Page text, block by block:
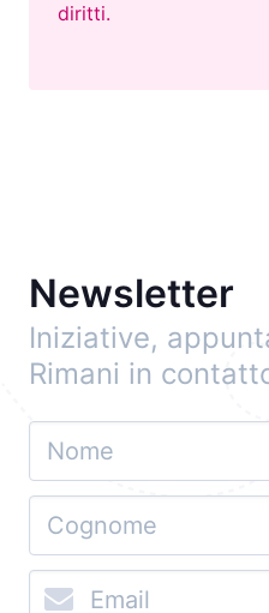
diritti.
Newsletter
Iniziative,
Rimani in